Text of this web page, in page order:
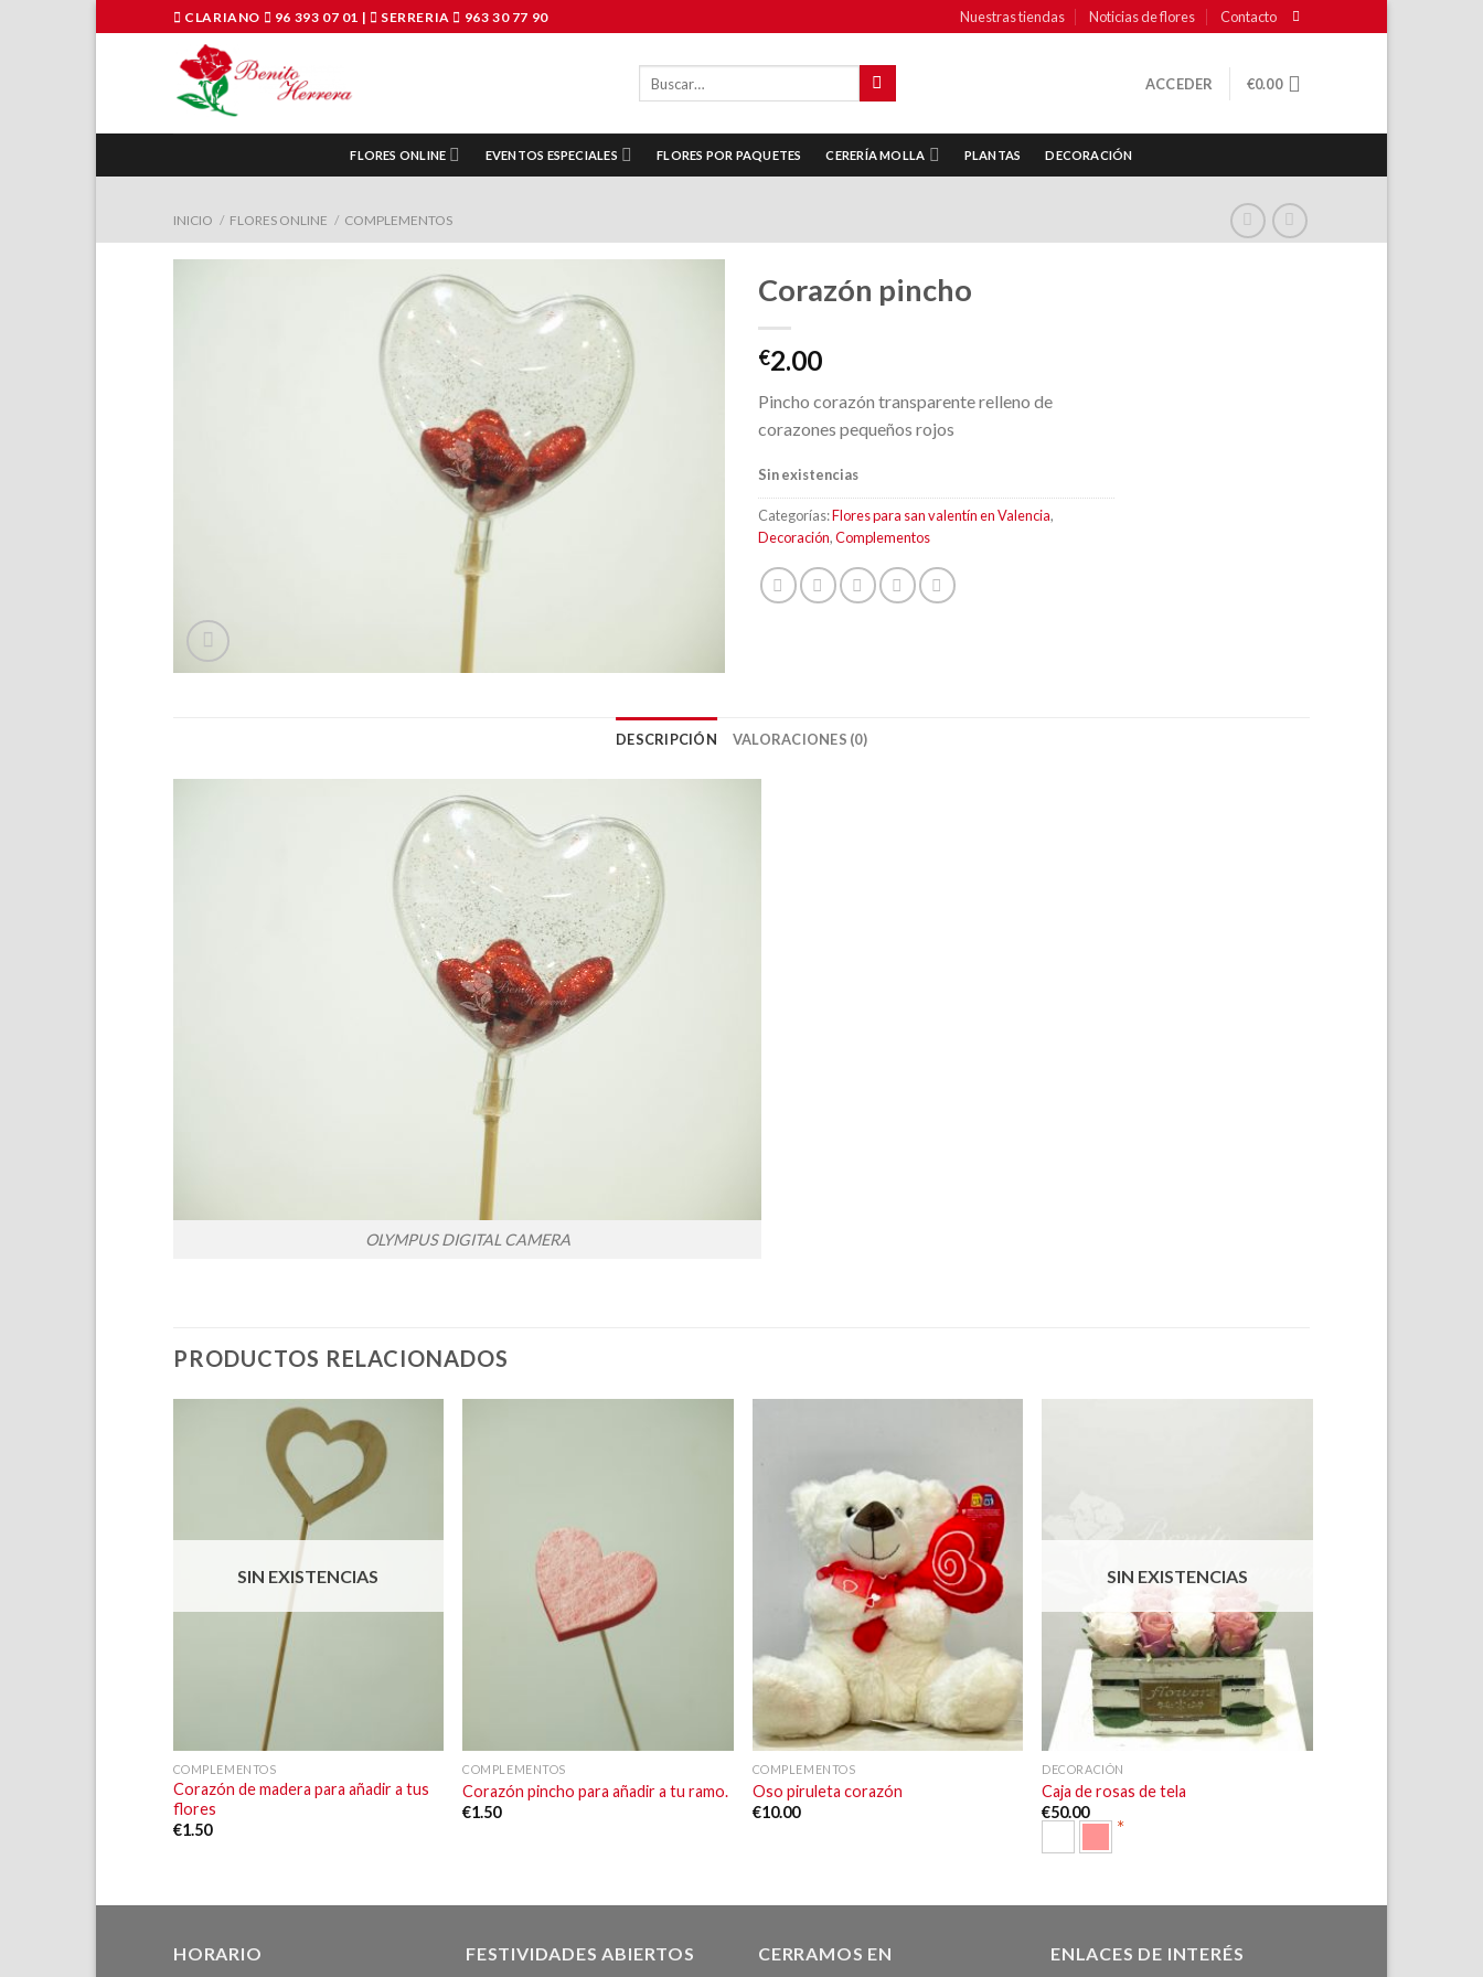
al
CLARIANO 96 393 07 01 | SERRERIA 963 30 77 90 Nuestras tiendas Noticias de flores Contacto
ACCEDER €0.00
FLORES ONLINE EVENTOS ESPECIALES FLORES POR PAQUETES CERERÍA MOLLA PLANTAS DECORACIÓN
INICIO / FLORES ONLINE / COMPLEMENTOS
Corazón pincho
€2.00
Pincho corazón transparente relleno de
corazones pequeños rojos
Sin existencias
Categorías:Flores para san valentín en Valencia,
Decoración,Complementos
DESCRIPCIÓN VALORACIONES (0)
OLYMPUS DIGITAL CAMERA
PRODUCTOS RELACIONADOS
deseos
SIN EXISTENCIAS
COMPLEMENTOS
Corazón de madera para añadir a tus
flores
€1.50
COMPLEMENTOS
Corazón pincho para añadir a tu ramo.
€1.50
Añadir
a la
lista de
deseos
+
COMPLEMENTOS
Oso piruleta corazón
€10.00
deseos
SIN EXISTENCIAS
DECORACIÓN
Caja de rosas de tela
€50.00
*
HORARIO FESTIVIDADES ABIERTOS CERRAMOS EN ENLACES DE INTERÉS